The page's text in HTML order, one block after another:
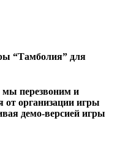
“Тамболия” для
перезвоним и
от организации игры
демо-версией игры